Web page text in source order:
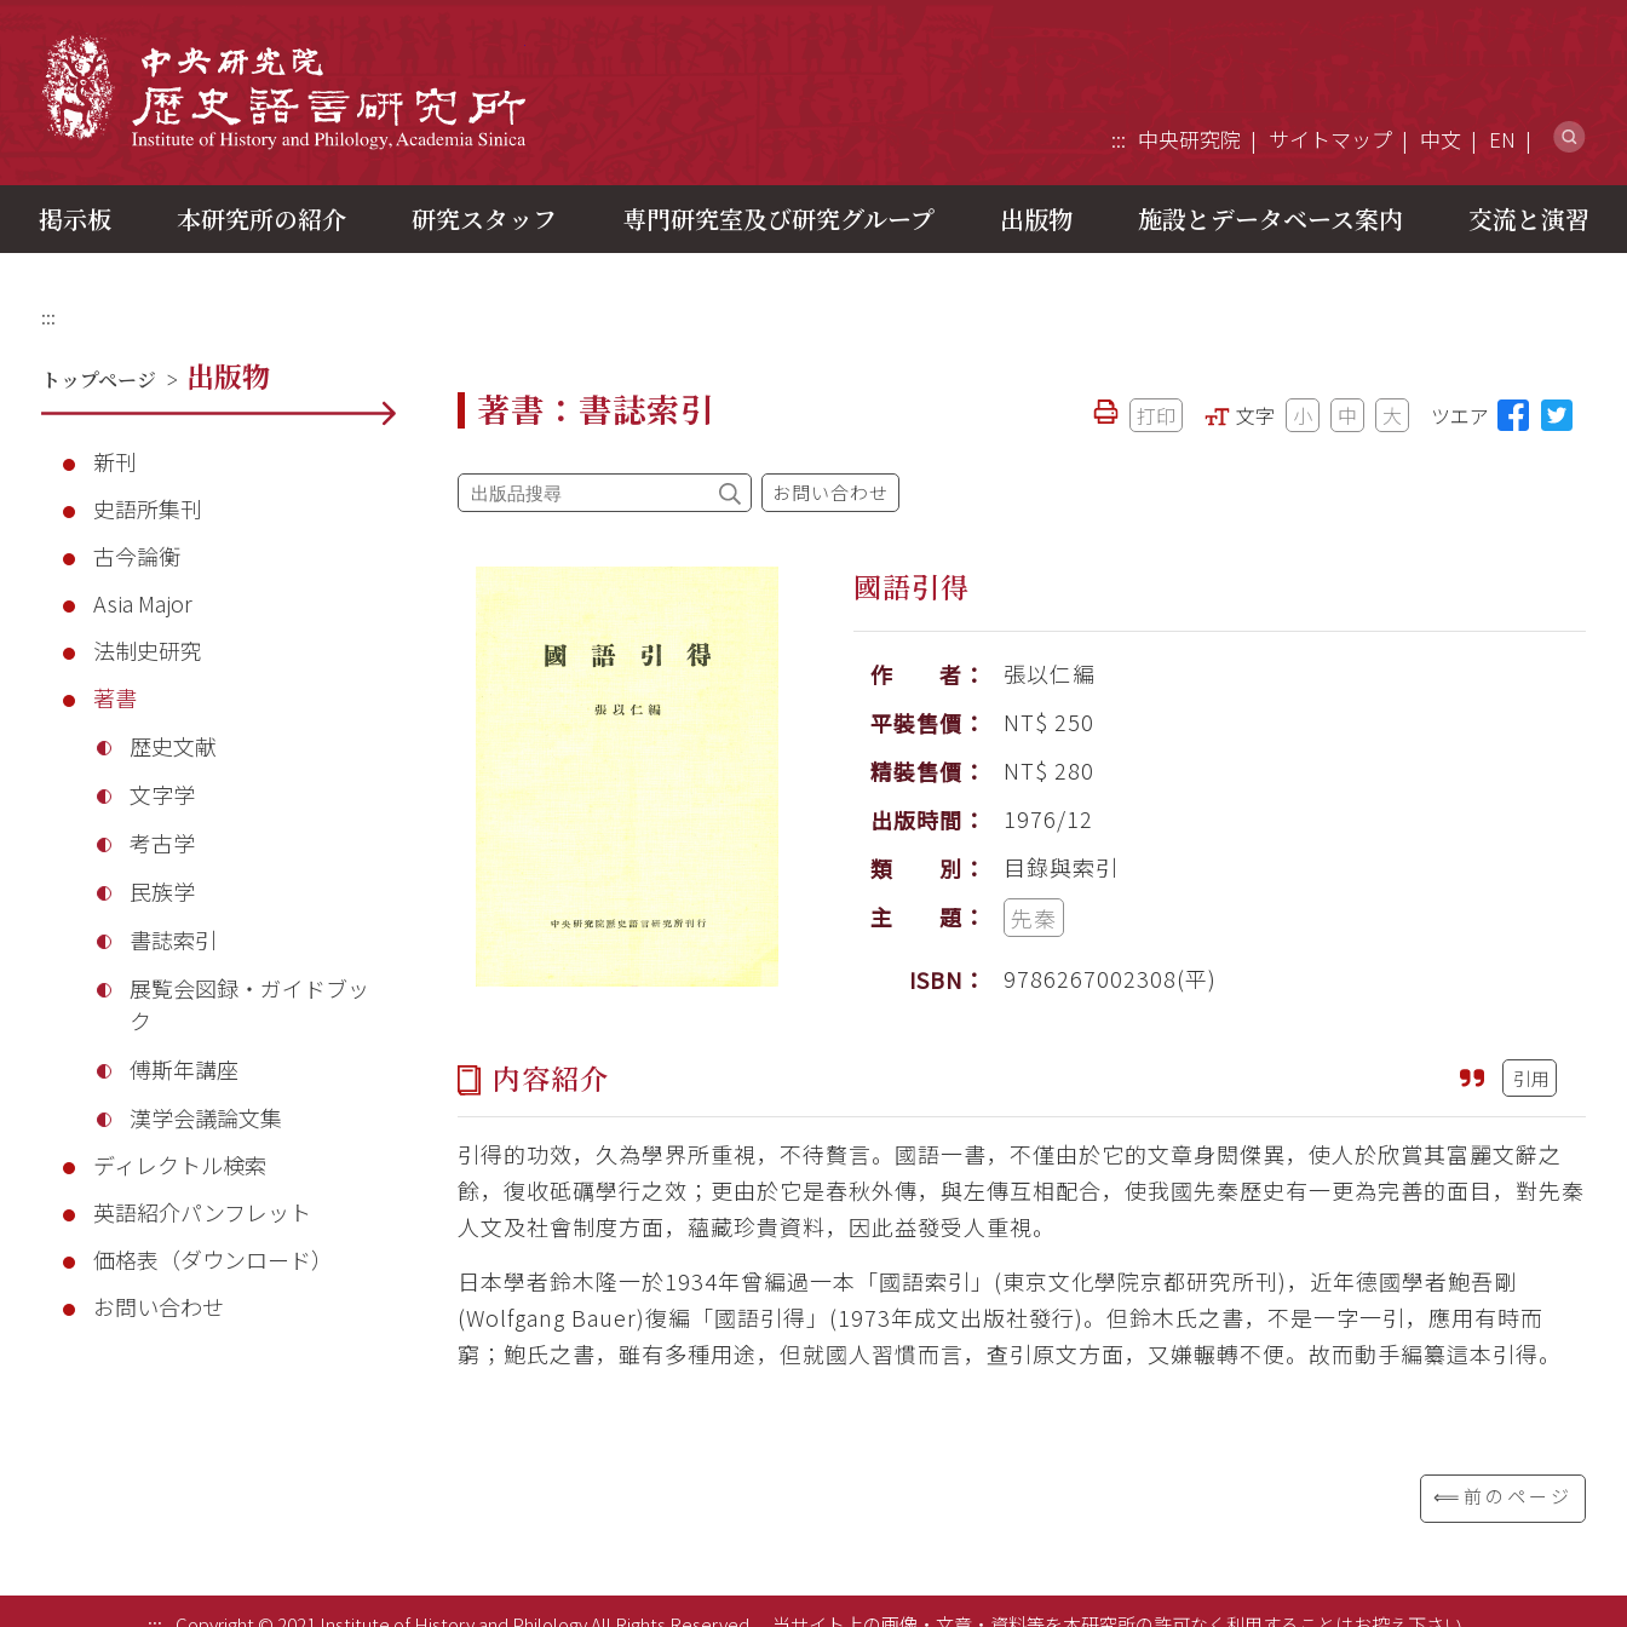
::: 中央研究院 サイトマップ 中文 EN
掲示板 本研究所の紹介 研究スタッフ 専門研究室及び研究グループ 出版物 施設とデータベース案内 交流と演習
:::
トップページ > 出版物
新刊
史語所集刊
古今論衡
Asia Major
法制史研究
著書
歴史文献
文字学
考古学
民族学
書誌索引
展覧会図録・ガイドブッ
ク
傅斯年講座
漢学会議論文集
ディレクトル検索
英語紹介パンフレット
価格表（ダウンロード）
お問い合わせ
著書：書誌索引 打印 文字 小 中 大 ツエア
お問い合わせ
國語引得
作 者：
張以仁編
平裝售價：
NT$ 250
精裝售價：
NT$ 280
出版時間：
1976/12
類 別：
目錄與索引
主 題：
先秦
ISBN：
9786267002308(平)
内容紹介 引用
引得的功效，久為學界所重視，不待贅言。國語一書，不僅由於它的文章身閎傑異，使人於欣賞其富麗文辭之
餘，復收砥礪學行之效；更由於它是春秋外傳，與左傳互相配合，使我國先秦歷史有一更為完善的面目，對先秦
人文及社會制度方面，蘊藏珍貴資料，因此益發受人重視。
日本學者鈴木隆一於1934年曾編過一本「國語索引」(東京文化學院京都研究所刊)，近年德國學者鮑吾剛
(Wolfgang Bauer)復編「國語引得」(1973年成文出版社發行)。但鈴木氏之書，不是一字一引，應用有時而
窮；鮑氏之書，雖有多種用途，但就國人習慣而言，查引原文方面，又嫌輾轉不便。故而動手編纂這本引得。
⟸前のページ